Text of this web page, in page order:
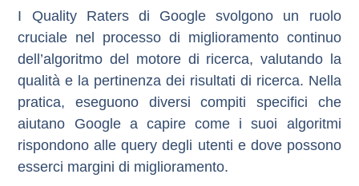
I Quality Raters di Google svolgono un ruolo
cruciale nel processo di miglioramento continuo
dell’algoritmo del motore di ricerca, valutando la
qualità e la pertinenza dei risultati di ricerca. Nella
pratica, eseguono diversi compiti specifici che
aiutano Google a capire come i suoi algoritmi
rispondono alle query degli utenti e dove possono
esserci margini di miglioramento.